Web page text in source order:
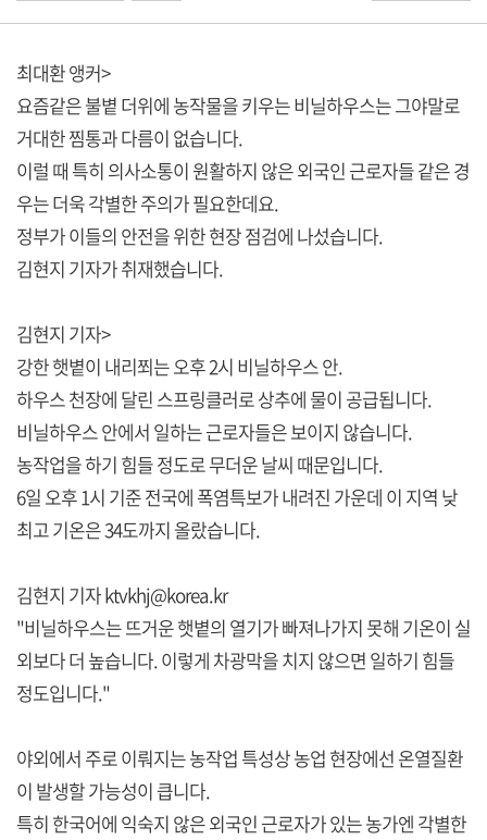
최대환 앵커>
요즘같은 불볕 더위에 농작물을 키우는 비닐하우스는 그야말로
거대한 찜통과 다름이 없습니다.
이럴 때 특히 의사소통이 원활하지 않은 외국인 근로자들 같은 경
우는 더욱 각별한 주의가 필요한데요.
정부가 이들의 안전을 위한 현장 점검에 나섰습니다.
김현지 기자가 취재했습니다.
김현지 기자>
강한 햇볕이 내리쬐는 오후 2시 비닐하우스 안.
하우스 천장에 달린 스프링클러로 상추에 물이 공급됩니다.
비닐하우스 안에서 일하는 근로자들은 보이지 않습니다.
농작업을 하기 힘들 정도로 무더운 날씨 때문입니다.
6일 오후 1시 기준 전국에 폭염특보가 내려진 가운데 이 지역 낮
최고 기온은 34도까지 올랐습니다.
김현지 기자 ktvkhj@korea.kr
"비닐하우스는 뜨거운 햇볕의 열기가 빠져나가지 못해 기온이 실
외보다 더 높습니다. 이렇게 차광막을 치지 않으면 일하기 힘들
정도입니다."
야외에서 주로 이뤄지는 농작업 특성상 농업 현장에선 온열질환
이 발생할 가능성이 큽니다.
특히 한국어에 익숙지 않은 외국인 근로자가 있는 농가엔 각별한